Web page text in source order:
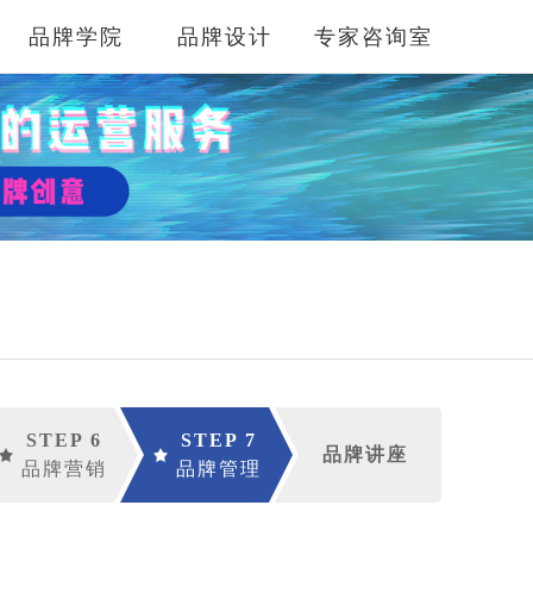
专家咨询室
品牌设计
品牌学院
STEP 6
品牌营销
STEP 7
品牌管理
品牌讲座